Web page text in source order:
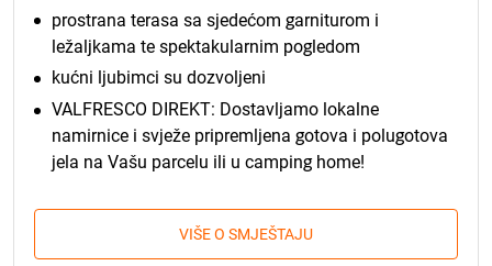
prostrana terasa sa sjedećom garniturom i
ležaljkama te spektakularnim pogledom
kućni ljubimci su dozvoljeni
VALFRESCO DIREKT: Dostavljamo lokalne
namirnice i svježe pripremljena gotova i polugotova
jela na Vašu parcelu ili u camping home!
VIŠE O SMJEŠTAJU